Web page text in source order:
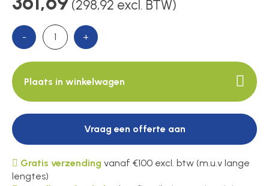
Contact
(298,92 excl. BTW)
- +
Plaats in winkelwagen
Vraag een offerte aan
Gratis verzending vanaf €100 excl. btw (m.u.v lange
lengtes)